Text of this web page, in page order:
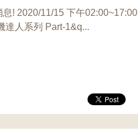
! 2020/11/15 下午
達人系列 Part-1&q...